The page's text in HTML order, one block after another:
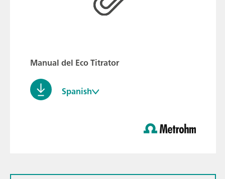
Manual del Eco Titrator
Spanish